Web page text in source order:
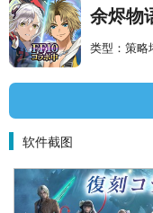
余烬物
类型：策略
软件截图